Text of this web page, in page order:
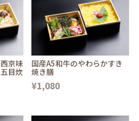
京味
目炊
国産A5和牛のやわらかすき
焼き膳
¥1,080